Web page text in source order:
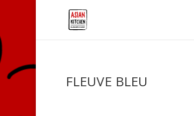
FLEUVE BLEU